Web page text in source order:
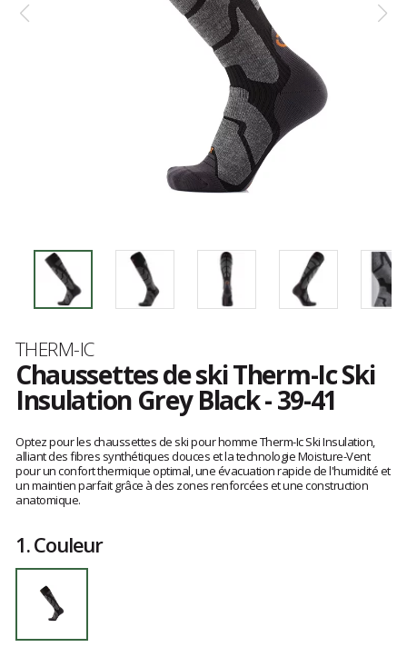
Marque
THERM-IC
Chaussettes de ski Therm-Ic Ski
Insulation Grey Black - 39-41
2600-
002_45_02
39-
41
avis
clients
Optez pour les chaussettes de ski pour homme Therm-Ic Ski Insulation,
alliant des fibres synthétiques douces et la technologie Moisture-Vent
pour un confort thermique optimal, une évacuation rapide de l'humidité et
un maintien parfait grâce à des zones renforcées et une construction
anatomique.
1.Couleur